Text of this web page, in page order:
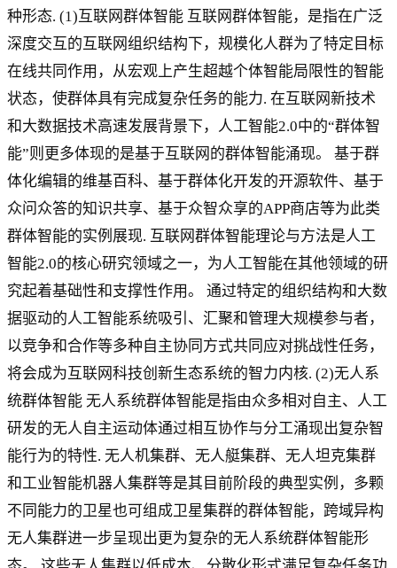
种形态. (1)互联网群体智能 互联网群体智能，是指在广泛
深度交互的互联网组织结构下，规模化人群为了特定目标
在线共同作用，从宏观上产生超越个体智能局限性的智能
状态，使群体具有完成复杂任务的能力. 在互联网新技术
和大数据技术高速发展背景下，人工智能2.0中的“群体智
能”则更多体现的是基于互联网的群体智能涌现。 基于群
体化编辑的维基百科、基于群体化开发的开源软件、基于
众问众答的知识共享、基于众智众享的APP商店等为此类
群体智能的实例展现. 互联网群体智能理论与方法是人工
智能2.0的核心研究领域之一，为人工智能在其他领域的研
究起着基础性和支撑性作用。 通过特定的组织结构和大数
据驱动的人工智能系统吸引、汇聚和管理大规模参与者，
以竞争和合作等多种自主协同方式共同应对挑战性任务，
将会成为互联网科技创新生态系统的智力内核. (2)无人系
统群体智能 无人系统群体智能是指由众多相对自主、人工
研发的无人自主运动体通过相互协作与分工涌现出复杂智
能行为的特性. 无人机集群、无人艇集群、无人坦克集群
和工业智能机器人集群等是其目前阶段的典型实例，多颗
不同能力的卫星也可组成卫星集群的群体智能，跨域异构
无人集群进一步呈现出更为复杂的无人系统群体智能形